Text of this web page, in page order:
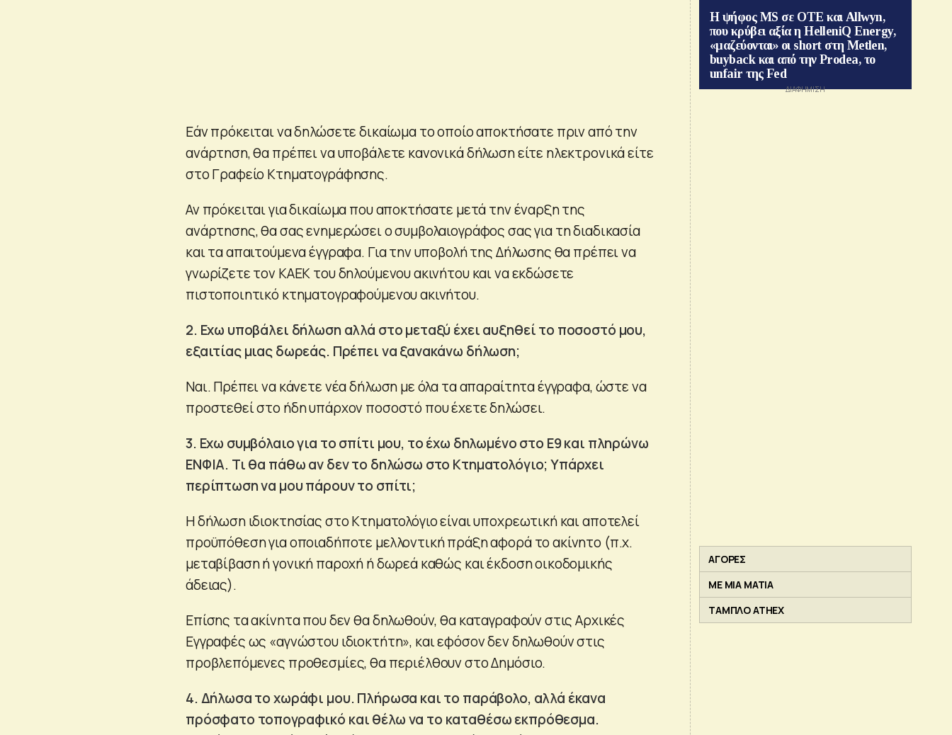
Εάν πρόκειται να δηλώσετε δικαίωμα το οποίο αποκτήσατε πριν από την
ανάρτηση, θα πρέπει να υποβάλετε κανονικά δήλωση είτε ηλεκτρονικά είτε
στο Γραφείο Κτηματογράφησης.
Αν πρόκειται για δικαίωμα που αποκτήσατε μετά την έναρξη της
ανάρτησης, θα σας ενημερώσει ο συμβολαιογράφος σας για τη διαδικασία
και τα απαιτούμενα έγγραφα. Για την υποβολή της Δήλωσης θα πρέπει να
γνωρίζετε τον ΚΑΕΚ του δηλούμενου ακινήτου και να εκδώσετε
πιστοποιητικό κτηματογραφούμενου ακινήτου.
2. Εχω υποβάλει δήλωση αλλά στο μεταξύ έχει αυξηθεί το ποσοστό μου,
εξαιτίας μιας δωρεάς. Πρέπει να ξανακάνω δήλωση;
Ναι. Πρέπει να κάνετε νέα δήλωση με όλα τα απαραίτητα έγγραφα, ώστε να
προστεθεί στο ήδη υπάρχον ποσοστό που έχετε δηλώσει.
3. Εχω συμβόλαιο για το σπίτι μου, το έχω δηλωμένο στο Ε9 και πληρώνω
ΕΝΦΙΑ. Τι θα πάθω αν δεν το δηλώσω στο Κτηματολόγιο; Υπάρχει
περίπτωση να μου πάρουν το σπίτι;
Η δήλωση ιδιοκτησίας στο Κτηματολόγιο είναι υποχρεωτική και αποτελεί
προϋπόθεση για οποιαδήποτε μελλοντική πράξη αφορά το ακίνητο (π.χ.
μεταβίβαση ή γονική παροχή ή δωρεά καθώς και έκδοση οικοδομικής
άδειας).
Επίσης τα ακίνητα που δεν θα δηλωθούν, θα καταγραφούν στις Αρχικές
Εγγραφές ως «αγνώστου ιδιοκτήτη», και εφόσον δεν δηλωθούν στις
προβλεπόμενες προθεσμίες, θα περιέλθουν στο Δημόσιο.
4. Δήλωσα το χωράφι μου. Πλήρωσα και το παράβολο, αλλά έκανα
πρόσφατο τοπογραφικό και θέλω να το καταθέσω εκπρόθεσμα.
Η ψήφος MS σε ΟΤΕ και Allwyn,
που κρύβει αξία η HelleniQ Energy,
«μαζεύονται» οι short στη Metlen,
buyback και από την Prodea, το
unfair της Fed
ΑΓΟΡΕΣ
ΜΕ ΜΙΑ ΜΑΤΙΑ
ΤΑΜΠΛΟ ATHEX